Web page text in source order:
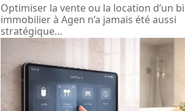
Optimiser la vente ou la location d’un
immobilier à Agen n’a jamais été aussi
stratégique…